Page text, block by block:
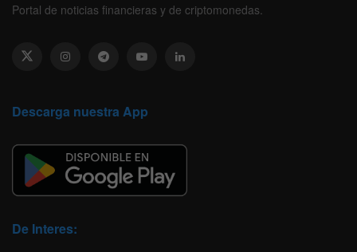
Portal de noticias financieras y de criptomonedas.
Descarga nuestra App
De Interes: